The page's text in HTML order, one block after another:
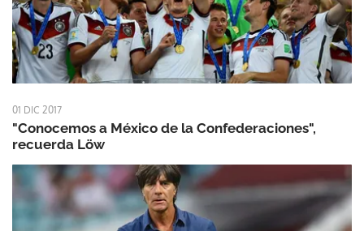
01 DIC 2017
"Conocemos a México de la Confederaciones",
recuerda Löw